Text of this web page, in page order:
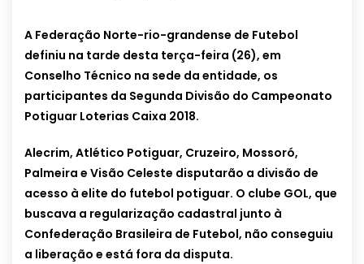
A Federação Norte-rio-grandense de Futebol
definiu na tarde desta terça-feira (26), em
Conselho Técnico na sede da entidade, os
participantes da Segunda Divisão do Campeonato
Potiguar Loterias Caixa 2018.
Alecrim, Atlético Potiguar, Cruzeiro, Mossoró,
Palmeira e Visão Celeste disputarão a divisão de
acesso à elite do futebol potiguar. O clube GOL, que
buscava a regularização cadastral junto à
Confederação Brasileira de Futebol, não conseguiu
a liberação e está fora da disputa.